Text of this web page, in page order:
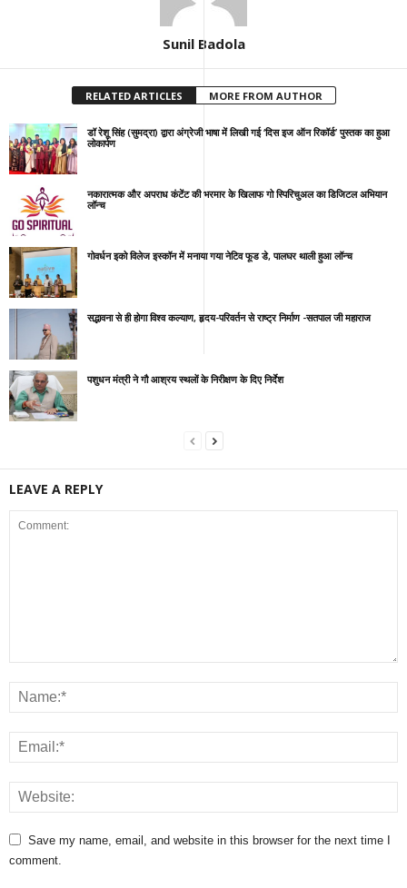
Sunil Badola
RELATED ARTICLES MORE FROM AUTHOR
डॉ रेशू सिंह (सुमद्रा) द्वारा अंग्रेजी भाषा में लिखी गई ‘दिस इज ऑन रिकॉर्ड’ पुस्तक का हुआ
लोकार्पण
नकारात्मक और अपराध कंटेंट की भरमार के खिलाफ गो स्पिरिचुअल का डिजिटल अभियान
लॉन्च
गोवर्धन इको विलेज इस्कॉन में मनाया गया नेटिव फूड डे, पालघर थाली हुआ लॉन्च
सद्भावना से ही होगा विश्व कल्याण, हृदय-परिवर्तन से राष्ट्र निर्माण -सतपाल जी महाराज
पशुधन मंत्री ने गौ आश्रय स्थलों के निरीक्षण के दिए निर्देश
LEAVE A REPLY
Save my name, email, and website in this browser for the next time I
comment.